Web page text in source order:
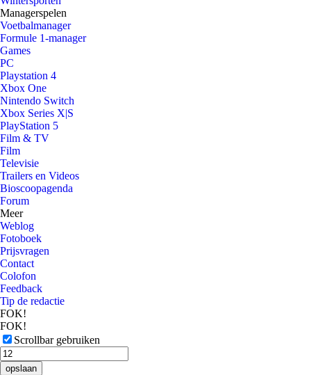
Managerspelen
Voetbalmanager
Formule 1-manager
Games
PC
Playstation 4
Xbox One
Nintendo Switch
Xbox Series X|S
PlayStation 5
Film & TV
Film
Televisie
Trailers en Videos
Bioscoopagenda
Forum
Meer
Weblog
Fotoboek
Prijsvragen
Contact
Colofon
Feedback
Tip de redactie
FOK!
FOK!
Scrollbar gebruiken
opslaan